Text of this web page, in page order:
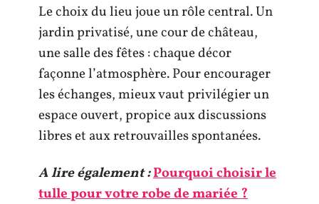
Le choix du lieu joue un rôle central. Un
jardin privatisé, une cour de château,
une salle des fêtes : chaque décor
façonne l’atmosphère. Pour encourager
les échanges, mieux vaut privilégier un
espace ouvert, propice aux discussions
libres et aux retrouvailles spontanées.
A lire également :Pourquoi choisir le
tulle pour votre robe de mariée ?